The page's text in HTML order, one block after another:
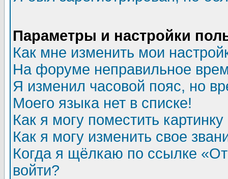
Параметры и настройки
Как мне изменить мои
На форуме неправильное
Я изменил часовой пояс, но
Моего языка нет в списке!
Как я могу поместить
Как я могу изменить свое
Когда я щёлкаю по ссылке
войти?